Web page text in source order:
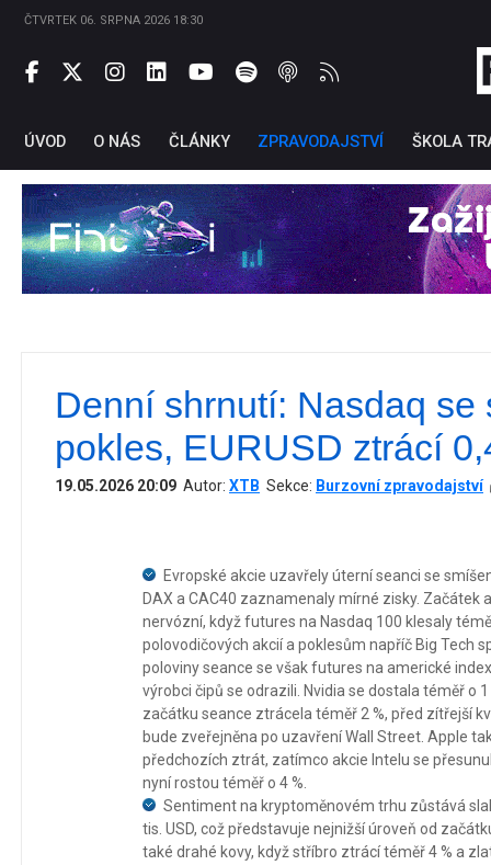
ČTVRTEK 06. SRPNA 2026 18:30
ÚVOD O NÁS ČLÁNKY ZPRAVODAJSTVÍ ŠKOLA
Denní shrnutí: Nasdaq se
pokles, EURUSD ztrácí
19.05.2026 20:09 Autor: XTB Sekce: Burzovní zpravodajství
Evropské akcie uzavřely úterní seanci se
DAX a CAC40 zaznamenaly mírné zisky. Začátek
nervózní, když futures na Nasdaq 100 klesaly
polovodičových akcií a poklesům napříč Big Tech
poloviny seance se však futures na americké
výrobci čipů se odrazili. Nvidia se dostala téměř o
začátku seance ztrácela téměř 2 %, před zítřejší
bude zveřejněna po uzavření Wall Street. Apple
předchozích ztrát, zatímco akcie Intelu se
nyní rostou téměř o 4 %.
Sentiment na kryptoměnovém trhu zůstává
tis. USD, což představuje nejnižší úroveň od
také drahé kovy, když stříbro ztrácí téměř 4 % a